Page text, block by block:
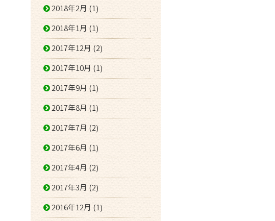
2018年2月 (1)
2018年1月 (1)
2017年12月 (2)
2017年10月 (1)
2017年9月 (1)
2017年8月 (1)
2017年7月 (2)
2017年6月 (1)
2017年4月 (2)
2017年3月 (2)
2016年12月 (1)